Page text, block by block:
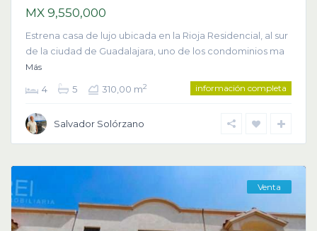
MX 9,550,000
Estrena casa de lujo ubicada en la Rioja Residencial, al sur
de la ciudad de Guadalajara, uno de los condominios ma
Más
4 5 310,00 m2 información completa
Salvador Solórzano
Venta